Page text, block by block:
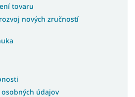
tovaru
nových zručností
údajov